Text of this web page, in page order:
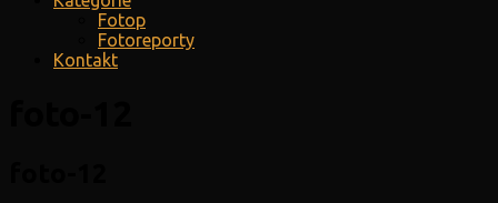
Fotop
Fotoreporty
Kontakt